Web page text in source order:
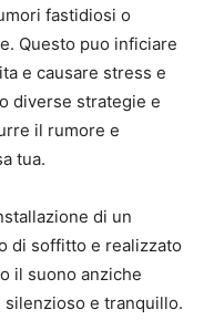
fastidiosi o
Questo puo inficiare
e causare stress e
diverse strategie e
il rumore e
tua.
di un
di soffitto e realizzato
il suono anziche
e tranquillo.